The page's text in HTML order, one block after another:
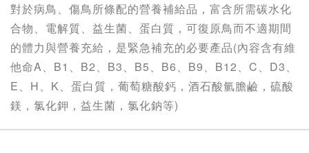
對於病鳥、傷鳥所條配的營養補給品，富含所需碳水化
合物、電解質、益生菌、蛋白質，可復原鳥而不適期間
的體力與營養充給，是緊急補充的必要產品(內容含有維
他命A、B1、B2、B3、B5、B6、B9、B12、C、D3、
E、H、K、蛋白質，葡萄糖酸鈣，酒石酸氫膽鹼，硫酸
鎂，氯化鉀，益生菌，氯化鈉等)